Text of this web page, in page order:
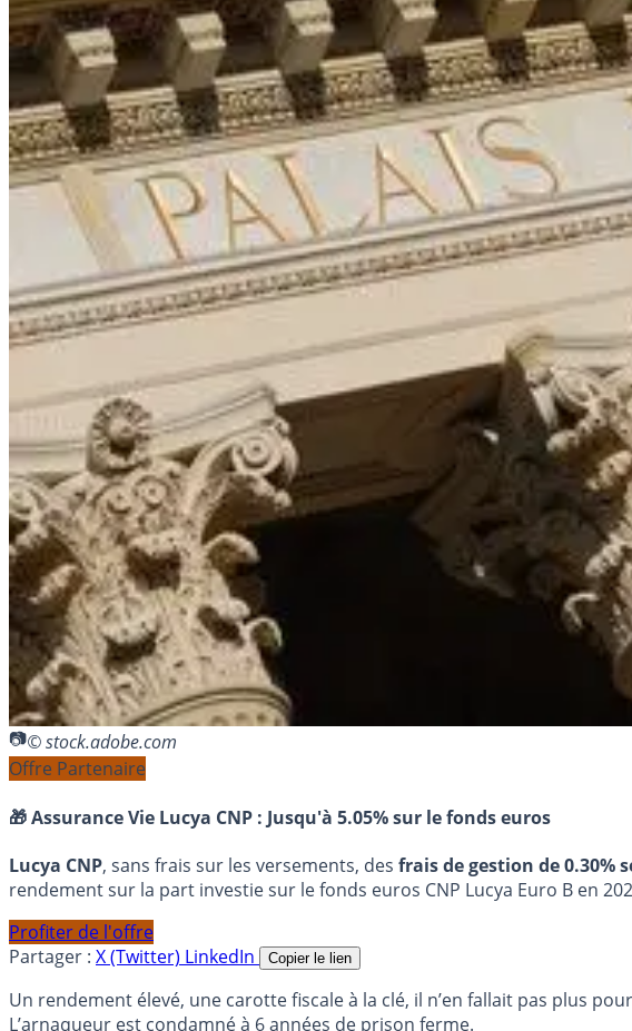
© stock.adobe.com
Offre Partenaire
🎁 Assurance Vie Lucya CNP : Jusqu'à 5.05% sur le fonds euros
Lucya CNP, sans frais sur les versements, des frais de gestion de 0.30%
rendement sur la part investie sur le fonds euros CNP Lucya Euro B en
Profiter de l'offre
Partager : X (Twitter) LinkedIn Copier le lien
Un rendement élevé, une carotte fiscale à la clé, il n’en fallait pas plus
L’arnaqueur est condamné à 6 années de prison ferme.